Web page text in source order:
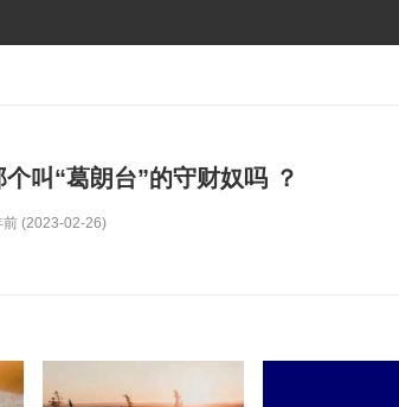
叫“葛朗台”的守财奴吗 ？
前 (2023-02-26)